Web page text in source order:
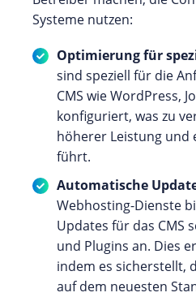
Systeme nutzen:
Optimierung für
sind speziell für die
CMS wie WordPress,
konfiguriert, was zu
höherer Leistung und
führt.
Automatische
Webhosting-Dienste
Updates für das CMS
und Plugins an. Dies
indem es sicherstellt,
auf dem neuesten